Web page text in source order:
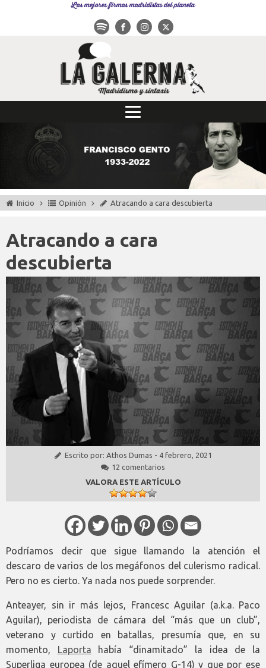
Las mejores firmas madridistas del planeta
Inicio Opinión Atracando a cara descubierta
Atracando a cara
descubierta
Escrito por: Athos Dumas - 4 febrero, 2021
12 comentarios
VALORA ESTE ARTÍCULO
Podríamos decir que sigue llamando la atención el
descaro de varios de los megáfonos del culerismo radical.
Pero no es cierto. Ya nada nos puede sorprender.
Anteayer, sin ir más lejos, Francesc Aguilar (a.k.a. Paco
Aguilar), periodista de cámara del “más que un club”,
veterano y curtido en batallas, presumía que, en su
momento, Laporta había “dinamitado” la idea de la
Superliga europea (de aquel efímero G-14) y que por ese